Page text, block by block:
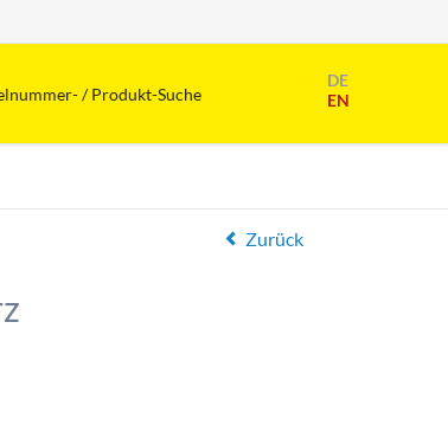
DE
EN
überspringen
/ Produkt-Suche
Zurück